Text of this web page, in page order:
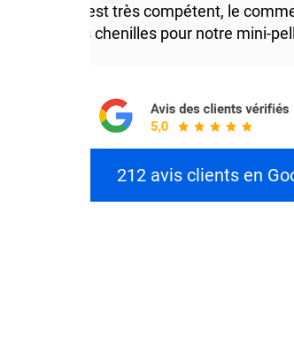
personnel est très compétent, le
les bonnes chenilles pour notre mini-
212 avis clients en